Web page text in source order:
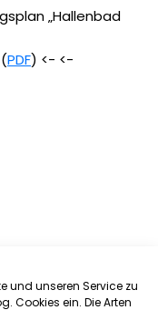
und unseren Service zu
Cookies ein. Die Arten
„Hallenbad
PDF) <- <-